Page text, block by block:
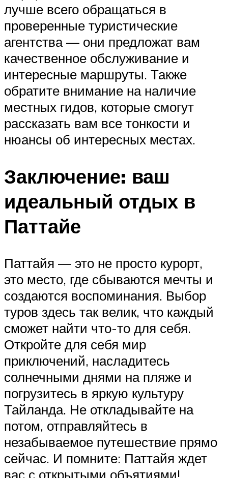
лучше всего обращаться в
проверенные туристические
агентства — они предложат вам
качественное обслуживание и
интересные маршруты. Также
обратите внимание на наличие
местных гидов, которые смогут
рассказать вам все тонкости и
нюансы об интересных местах.
Заключение: ваш
идеальный отдых в
Паттайе
Паттайя — это не просто курорт,
это место, где сбываются мечты и
создаются воспоминания. Выбор
туров здесь так велик, что каждый
сможет найти что-то для себя.
Откройте для себя мир
приключений, насладитесь
солнечными днями на пляже и
погрузитесь в яркую культуру
Тайланда. Не откладывайте на
потом, отправляйтесь в
незабываемое путешествие прямо
сейчас. И помните: Паттайя ждет
вас с открытыми объятиями!